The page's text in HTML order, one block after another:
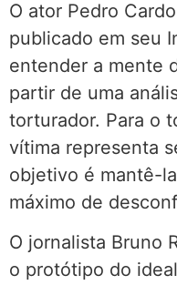
O ator Pedro
publicado em seu
entender a mente
partir de uma
torturador. Para o
vítima representa
objetivo é mantê-
máximo de
O jornalista Bruno
o protótipo do